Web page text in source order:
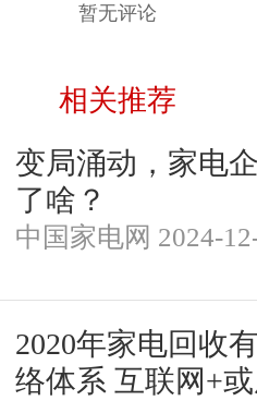
暂无评论
相关推荐
变局涌动，家电
了啥？
中国家电网 2024-
2020年家电回收
络体系 互联网+